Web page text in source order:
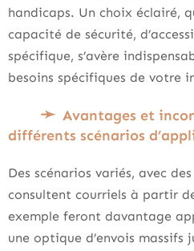
handicaps. Un choix éclairé,
capacité de sécurité,
spécifique, s’avère
besoins spécifiques de votre
Avantages et
différents scénarios
Des scénarios variés, avec
consultent courriels à partir
exemple feront davantage
une optique d’envois massifs